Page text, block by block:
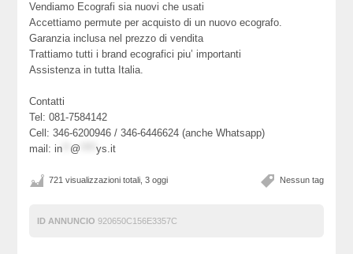
Vendiamo Ecografi sia nuovi che usati
Accettiamo permute per acquisto di un nuovo ecografo.
Garanzia inclusa nel prezzo di vendita
Trattiamo tutti i brand ecografici piu’ importanti
Assistenza in tutta Italia.
Contatti
Tel: 081-7584142
Cell: 346-6200946 / 346-6446624 (anche Whatsapp)
mail: in @ ****ys.it
Nessun tag
721 visualizzazioni totali, 3 oggi
ID ANNUNCIO 920650C156E3357C